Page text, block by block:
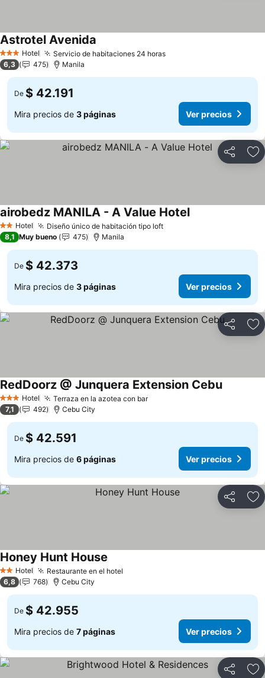
3 Estrellas
Hotel Servicio de habitaciones 24 horas
Astrotel Avenida
6,3 475 Manila
De $ 42.191
Mira precios de 3 páginas Ver precios
Compartir
2 Estrellas
Hotel Diseño único de habitación tipo loft
airobedz MANILA - A Value Hotel
8,1 Muy bueno 475 Manila
De $ 42.373
Mira precios de 3 páginas Ver precios
Compartir
3 Estrellas
Hotel Terraza en la azotea con bar
RedDoorz @ Junquera Extension Cebu
7,1 492 Cebu City
De $ 42.591
Mira precios de 6 páginas Ver precios
Compartir
2 Estrellas
Hotel Restaurante en el hotel
Honey Hunt House
6,8 768 Cebu City
De $ 42.955
Mira precios de 7 páginas Ver precios
Compartir